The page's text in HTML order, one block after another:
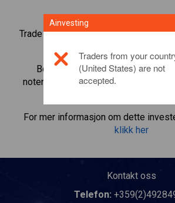
Trade over 1000 internasjonale
Begynn å trade CFD-er i
noteringer i sanntid og motta utbytte
For mer informasjon om dette
klikk her
Kontakt oss
Telefon:
Ainvesting
Traders from your
(United States) are not
accepted.